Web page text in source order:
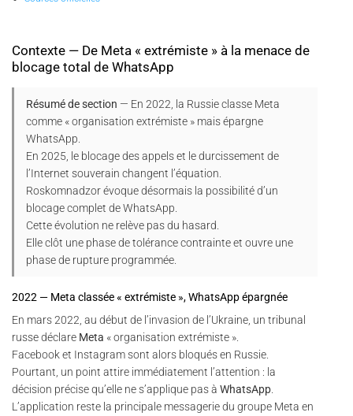
Contexte — De Meta « extrémiste » à la menace de
blocage total de WhatsApp
Résumé de section — En 2022, la Russie classe Meta
comme « organisation extrémiste » mais épargne
WhatsApp.
En 2025, le blocage des appels et le durcissement de
l’Internet souverain changent l’équation.
Roskomnadzor évoque désormais la possibilité d’un
blocage complet de WhatsApp.
Cette évolution ne relève pas du hasard.
Elle clôt une phase de tolérance contrainte et ouvre une
phase de rupture programmée.
2022 — Meta classée « extrémiste », WhatsApp épargnée
En mars 2022, au début de l’invasion de l’Ukraine, un tribunal
russe déclare Meta « organisation extrémiste ».
Facebook et Instagram sont alors bloqués en Russie.
Pourtant, un point attire immédiatement l’attention : la
décision précise qu’elle ne s’applique pas à WhatsApp
L’application reste la principale messagerie du groupe Meta en